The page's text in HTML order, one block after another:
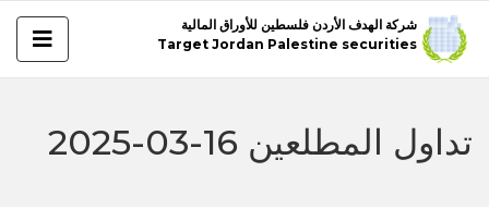
شركة الهدف الأردن فلسطين للأوراق المالية
Target Jordan Palestine securities
تداول المطلعين 16-03-2025